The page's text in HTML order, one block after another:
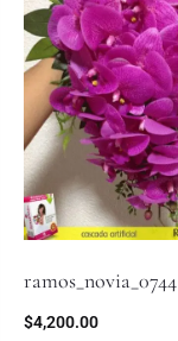
ramos_novia_0744
$4,200.00